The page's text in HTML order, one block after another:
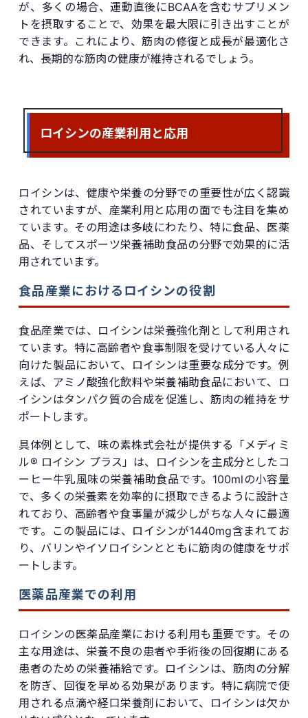
が、多くの場合、運動直後にBCAAを含むサプリメン
トを摂取することで、効果を最大限に引き出すことが
できます。これにより、筋肉の修復と成長が最適化さ
れ、長期的な筋肉の健康が維持されるでしょう。
ロイシンの産業利用と応用
ロイシンは、健康や栄養の分野での重要性が広く認識
されていますが、産業利用と応用の面でも注目を集め
ています。その用途は多岐にわたり、特に食品、医薬
品、そしてスポーツ栄養補助食品の分野で効果的に活
用されています。
食品産業におけるロイシンの役割
食品産業では、ロイシンは栄養強化剤として利用され
ています。特に高齢者や食事制限を受けている人々に
向けた製品において、ロイシンは重要な成分です。例
えば、アミノ酸強化飲料や栄養補助食品において、ロ
イシンはタンパク質の合成を促進し、筋肉の維持をサ
ポートします。
具体例として、味の素株式会社が提供する「メディミ
ル® ロイシン プラス」は、ロイシンを主成分としたコ
ーヒー牛乳風味の栄養補助食品です。100mlの小容量
で、多くの栄養素を効率的に摂取できるように設計さ
れており、高齢者や食事量が減少しがちな人々に最適
です。この製品には、ロイシンが1440mg含まれてお
り、バリンやイソロイシンとともに筋肉の健康をサポ
ートします。
医薬品産業での利用
ロイシンの医薬品産業における利用も重要です。その
主な用途は、栄養不良の患者や手術後の回復期にある
患者のための栄養補給です。ロイシンは、筋肉の分解
を防ぎ、回復を早める効果があります。特に病院で使
用される点滴や経口栄養剤において、ロイシンは欠か